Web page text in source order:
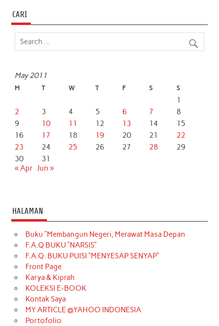
o
o
e
A
d
CARI
May 2011
M T W T F S S
1
2
3 4 5 6 7
8
9
10 11 12 13 14
15
16
17 18 19 20 21
22
23
24 25 26 27 28
29
30
31
« Apr Jun »
HALAMAN
Buku “Membangun Negeri, Merawat Masa Depan
F.A.Q BUKU “NARSIS”
F.A.Q. BUKU PUISI “MENYESAP SENYAP”
Front Page
Karya & Kiprah
KOLEKSI E-BOOK
Kontak Saya
MY ARTICLE @YAHOO INDONESIA
Portofolio